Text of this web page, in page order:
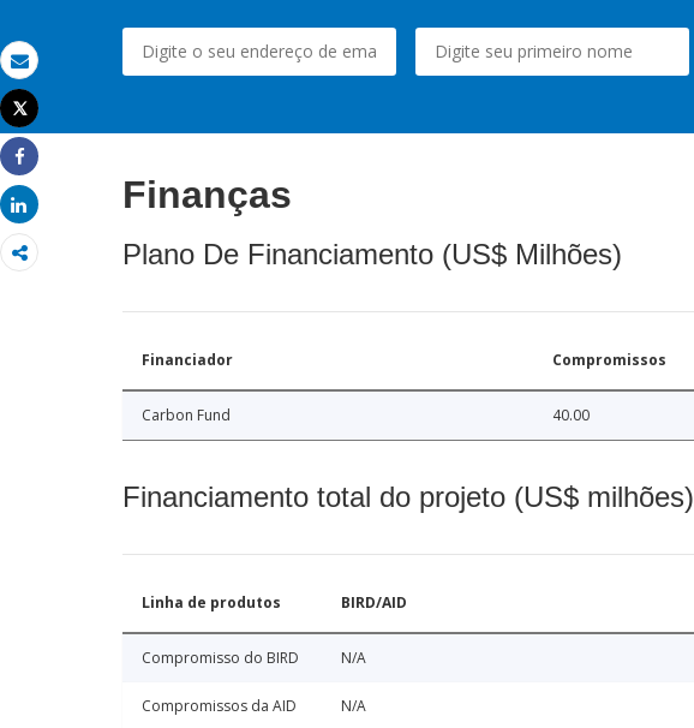
Email
Imprimir
Tweet
Share
Share
Finanças
Plano De Financiamento (US$ Milhões)
Financiador Compromissos
Carbon Fund 40.00
Financiamento total do projeto (US$ milhões)
Linha de produtos BIRD/AID
Compromisso do BIRD N/A
Compromissos da AID N/A